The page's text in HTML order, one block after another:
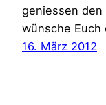
geniessen den
wünsche
16. März 2012